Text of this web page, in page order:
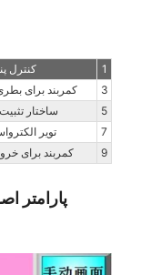
1 کنترل
3
کمربند برای
5
ساختار
7
تویر
9
کمربند برای
پارامتر